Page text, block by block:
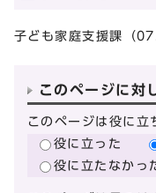
子ども家庭支援課（
このページに対
このページは役に立
役に立った
役に立たなかっ